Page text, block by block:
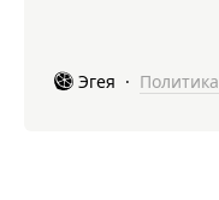
Эгея · Политика